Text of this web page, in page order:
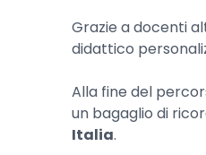
Hit enter to
Grazie a docenti
didattico
Alla fine del
un bagaglio di
Italia.